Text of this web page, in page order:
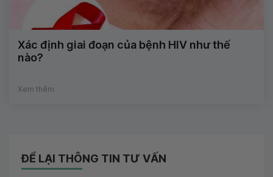
Xác định giai đoạn của bệnh HIV như thế
nào?
Xem thêm
ĐỂ LẠI THÔNG TIN TƯ VẤN